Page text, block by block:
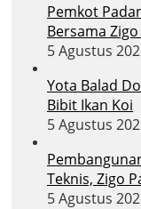
Pemkot
Bersama
5 Agustus
Yota Balad
Bibit Ikan Koi
5 Agustus
Teknis, Zigo
5 Agustus